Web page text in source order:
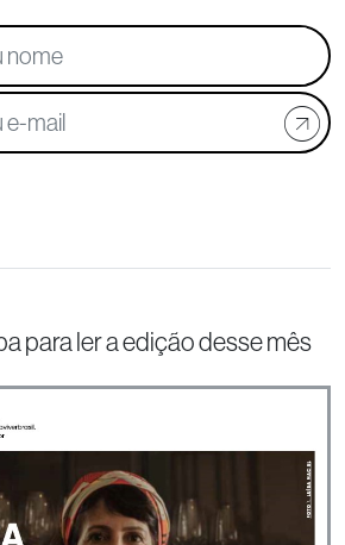
para ler a edição desse mês